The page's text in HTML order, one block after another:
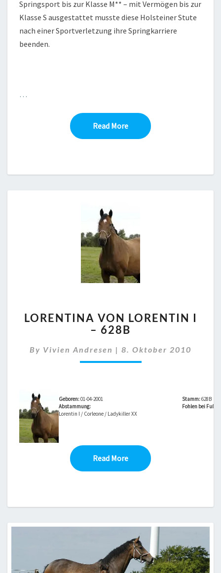
Springsport bis zur Klasse M** – mit Vermögen bis zur
Klasse S ausgestattet musste diese Holsteiner Stute
nach einer Sportverletzung ihre Springkarriere
beenden.
…
Read MoreRead More
VON
LORENTIN
–
628B
LORENTINA VON LORENTIN I
– 628B
By Vivien Andresen | 8. Oktober 2010
Geboren:01-04-2001 Stamm:628B
Abstammung:
Lorentin I / Corleone / Ladykiller XX
Fohlen bei Fuß
…
Read MoreRead More